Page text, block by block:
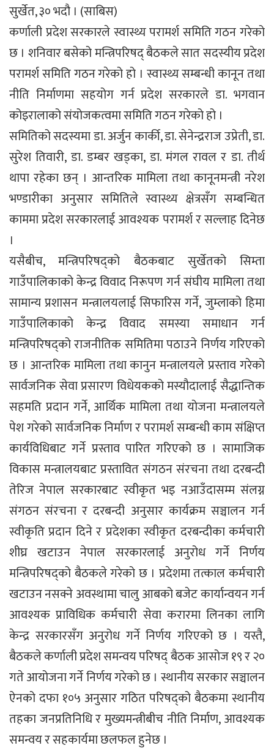
सुर्खेत, ३० भदौ । (साबिस)
कर्णाली प्रदेश सरकारले स्वास्थ्य परामर्श समिति गठन गरेको
छ । शनिवार बसेको मन्त्रिपरिषद् बैठकले सात सदस्यीय प्रदेश
परामर्श समिति गठन गरेको हो । स्वास्थ्य सम्बन्धी कानून तथा
नीति निर्माणमा सहयोग गर्न प्रदेश सरकारले डा. भगवान
कोइरालाको संयोजकत्वमा समिति गठन गरेको हो ।
समितिको सदस्यमा डा. अर्जुन कार्की, डा. सेनेन्द्रराज उप्रेती, डा.
सुरेश तिवारी, डा. डम्बर खड्का, डा. मंगल रावल र डा. तीर्थ
थापा रहेका छन् । आन्तरिक मामिला तथा कानूनमन्त्री नरेश
भण्डारीका अनुसार समितिले स्वास्थ्य क्षेत्रसँग सम्बन्धित
काममा प्रदेश सरकारलाई आवश्यक परामर्श र सल्लाह दिनेछ
।
यसैबीच, मन्त्रिपरिषद्को बैठकबाट सुर्खेतको सिम्ता
गाउँपालिकाको केन्द्र विवाद निरूपण गर्न संघीय मामिला तथा
सामान्य प्रशासन मन्त्रालयलाई सिफारिस गर्ने, जुम्लाको हिमा
गाउँपालिकाको केन्द्र विवाद समस्या समाधान गर्न
मन्त्रिपरिषद्को राजनीतिक समितिमा पठाउने निर्णय गरिएको
छ । आन्तरिक मामिला तथा कानुन मन्त्रालयले प्रस्ताव गरेको
सार्वजनिक सेवा प्रसारण विधेयकको मस्यौदालाई सैद्धान्तिक
सहमति प्रदान गर्ने, आर्थिक मामिला तथा योजना मन्त्रालयले
पेश गरेको सार्वजनिक निर्माण र परामर्श सम्बन्धी काम संक्षिप्त
कार्यविधिबाट गर्ने प्रस्ताव पारित गरिएको छ । सामाजिक
विकास मन्त्रालयबाट प्रस्तावित संगठन संरचना तथा दरबन्दी
तेरिज नेपाल सरकारबाट स्वीकृत भइ नआउँदासम्म संलग्न
संगठन संरचना र दरबन्दी अनुसार कार्यक्रम सञ्चालन गर्न
स्वीकृति प्रदान दिने र प्रदेशका स्वीकृत दरबन्दीका कर्मचारी
शीघ्र खटाउन नेपाल सरकारलाई अनुरोध गर्ने निर्णय
मन्त्रिपरिषद्को बैठकले गरेको छ । प्रदेशमा तत्काल कर्मचारी
खटाउन नसक्ने अवस्थामा चालु आबको बजेट कार्यान्वयन गर्न
आवश्यक प्राविधिक कर्मचारी सेवा करारमा लिनका लागि
केन्द्र सरकारसँग अनुरोध गर्ने निर्णय गरिएको छ । यस्तै,
बैठकले कर्णाली प्रदेश समन्वय परिषद् बैठक आसोज १९ र २०
गते आयोजना गर्ने निर्णय गरेको छ । स्थानीय सरकार सञ्चालन
ऐनको दफा १०५ अनुसार गठित परिषद्को बैठकमा स्थानीय
तहका जनप्रतिनिधि र मुख्यमन्त्रीबीच नीति निर्माण, आवश्यक
समन्वय र सहकार्यमा छलफल हुनेछ ।